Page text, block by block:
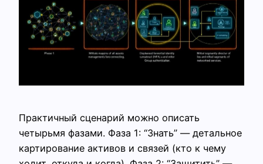
Практичный сценарий можно описать
четырьмя фазами. Фаза 1: “Знать” — детальное
картирование активов и связей (кто к чему